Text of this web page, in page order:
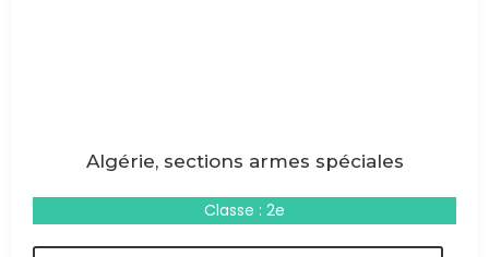
Algérie, sections armes spéciales
Classe : 2e